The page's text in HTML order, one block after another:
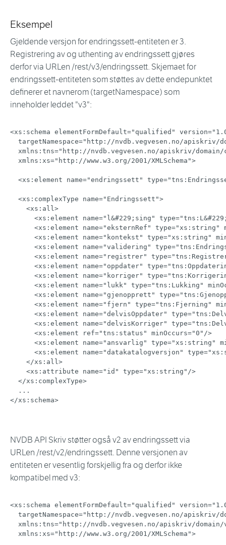
Eksempel
Gjeldende versjon for endringssett-entiteten er 3.
Registrering av og uthenting av endringssett gjøres
derfor via URLen /rest/v3/endringssett. Skjemaet for
endringssett-entiteten som støttes av dette endepunktet
definerer et navnerom (targetNamespace) som
inneholder leddet "v3":
<xs: schema elementFormDefault=" qualified " version="
targetNamespace=" http://nvdb.vegvesen.no/apiskriv/
xmlns: tns=" http://nvdb.vegvesen.no/apiskriv/domain/
xmlns: xs=" http://www.w3.org/2001/XMLSchema ">
<xs: element name="endringssett " type="
<xs: complexType name=" Endringssett ">
<xs: all>
<xs: element name=" l&#229; sing " type="tns:L
<xs: element name="eksternRef " type="xs:string "
<xs: element name=" kontekst " type="xs:string "
<xs: element name="validering " type="
<xs: element name=" registrer" type="
<xs: element name=" oppdater" type="
<xs: element name=" korriger" type="
<xs: element name=" lukk" type="tns:Lukking "
<xs: element name="gjenopprett " type="
<xs: element name=" fjern " type="tns:Fjerning "
<xs: element name="delvisOppdater" type="
<xs: element name="delvisKorriger" type="
<xs: element ref="tns:status " minOccurs="0 " />
<xs: element name=" ansvarlig " type="xs:string "
<xs: element name="datakatalogversjon " type="
</xs: all>
<xs: attribute name=" id " type="xs:string " />
</xs: complexType>
</xs: schema>
NVDB API Skriv støtter også v2 av endringssett via
URLen /rest/v2/endringssett. Denne versjonen av
entiteten er vesentlig forskjellig fra og derfor ikke
kompatibel med v3:
<xs: schema elementFormDefault=" qualified " version="
targetNamespace=" http://nvdb.vegvesen.no/apiskriv/
xmlns: tns=" http://nvdb.vegvesen.no/apiskriv/domain/
xmlns: xs=" http://www.w3.org/2001/XMLSchema ">